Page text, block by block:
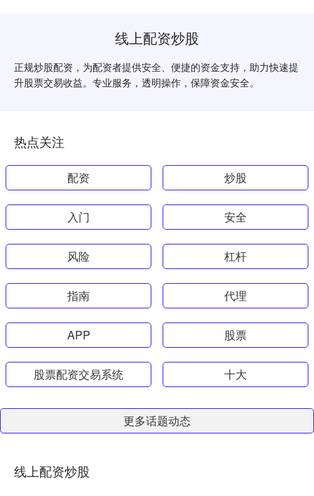
线上配资炒股
正规炒股配资，为配资者提供安全、便捷的资金支持，助力快速提
升股票交易收益。专业服务，透明操作，保障资金安全。
热点关注
配资 炒股
入门 安全
风险 杠杆
指南 代理
APP 股票
股票配资交易系统 十大
更多话题动态
线上配资炒股